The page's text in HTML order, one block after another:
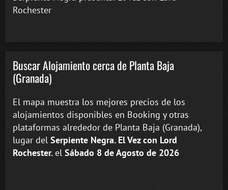
Rochester
Buscar Alojamiento cerca de Planta Baja
(Granada)
El mapa muestra los mejores precios de los
alojamientos disponibles en Booking y otras
plataformas alrededor de Planta Baja (Granada),
lugar del Serpiente Negra. El Vez con Lord
Rochester.el Sábado 8 de Agosto de 2026